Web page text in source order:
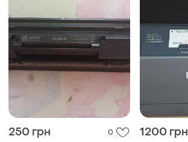
250 грн 0 1200 грн